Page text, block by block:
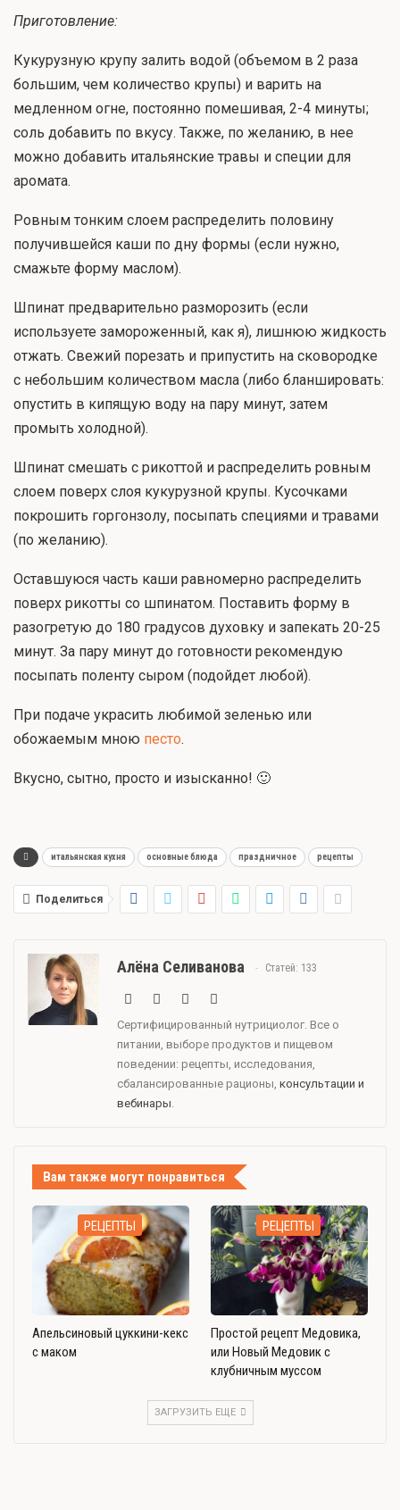
Приготовление:
Кукурузную крупу залить водой (объемом в 2 раза
большим, чем количество крупы) и варить на
медленном огне, постоянно помешивая, 2-4 минуты;
соль добавить по вкусу. Также, по желанию, в нее
можно добавить итальянские травы и специи для
аромата.
Ровным тонким слоем распределить половину
получившейся каши по дну формы (если нужно,
смажьте форму маслом).
Шпинат предварительно разморозить (если
используете замороженный, как я), лишнюю жидкость
отжать. Свежий порезать и припустить на сковородке
с небольшим количеством масла (либо бланшировать:
опустить в кипящую воду на пару минут, затем
промыть холодной).
Шпинат смешать с рикоттой и распределить ровным
слоем поверх слоя кукурузной крупы. Кусочками
покрошить горгонзолу, посыпать специями и травами
(по желанию).
Оставшуюся часть каши равномерно распределить
поверх рикотты со шпинатом. Поставить форму в
разогретую до 180 градусов духовку и запекать 20-25
минут. За пару минут до готовности рекомендую
посыпать поленту сыром (подойдет любой).
При подаче украсить любимой зеленью или
обожаемым мною песто.
Вкусно, сытно, просто и изысканно! 🙂
итальянская кухня основные блюда праздничное рецепты
Поделиться
Алёна Селиванова Статей: 133
Сертифицированный нутрициолог. Все о
питании, выборе продуктов и пищевом
поведении: рецепты, исследования,
сбалансированные рационы, консультации и
вебинары.
Вам также могут понравиться
РЕЦЕПТЫ
Апельсиновый цуккини-кекс
с маком
РЕЦЕПТЫ
Простой рецепт Медовика,
или Новый Медовик с
клубничным муссом
ЗАГРУЗИТЬ ЕЩЕ